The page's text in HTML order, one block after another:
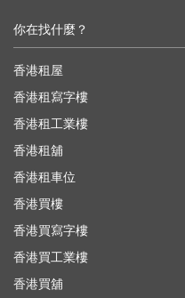
你在找什麼？
香港租屋
香港租寫字樓
香港租工業樓
香港租舖
香港租車位
香港買樓
香港買寫字樓
香港買工業樓
香港買舖